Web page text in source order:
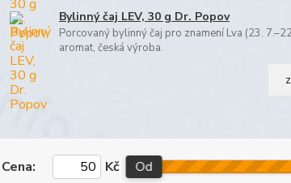
Bylinný čaj LEV, 30 g Dr. Popov
Porcovaný bylinný čaj pro znamení Lva (23.
aromat, česká výroba.
Cena: Kč Od